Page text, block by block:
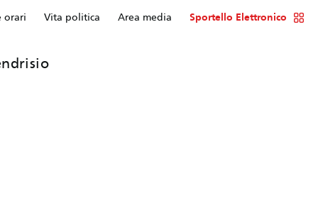
orari Vita politica Area media Sportello Elettronico